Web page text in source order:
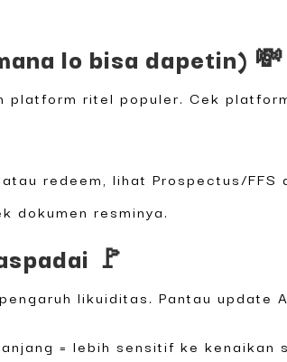
lo bisa dapetin) 💸
platform ritel populer. Cek
redeem, lihat Prospectus/
dokumen resminya.
🚩
likuiditas. Pantau update
= lebih sensitif ke kenaikan